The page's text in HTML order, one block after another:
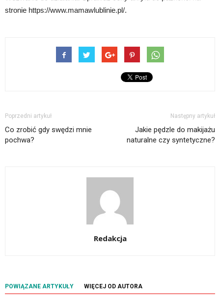
stronie https://www.mamawlublinie.pl/.
Poprzedni artykuł
Co zrobić gdy swędzi mnie
pochwa?
Następny artykuł
Jakie pędzle do makijażu
naturalne czy syntetyczne?
Redakcja
POWIĄZANE ARTYKUŁY WIĘCEJ OD AUTORA